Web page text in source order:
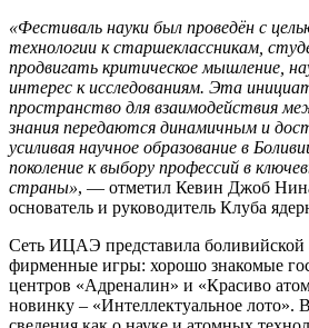
«Фестиваль науки был проведён с
технологии к старшеклассникам,
продвигать критическое мышление,
интерес к исследованиям. Эта
пространство для взаимодействия
знания передаются динамичным и
усиливая научное образование в
поколение к выбору профессий в
страны», — отметил Кевин Джоб
основатель и руководитель Клуба
Сеть ИЦАЭ представила боливийской
фирменные игры: хорошо знакомые
центров «Адреналин» и «Красиво
новинку – «Интеллектуальное лото».